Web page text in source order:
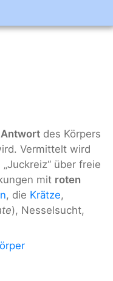
des Körpers
Vermittelt wird
über freie
mit roten
, die Krätze,
), Nesselsucht,